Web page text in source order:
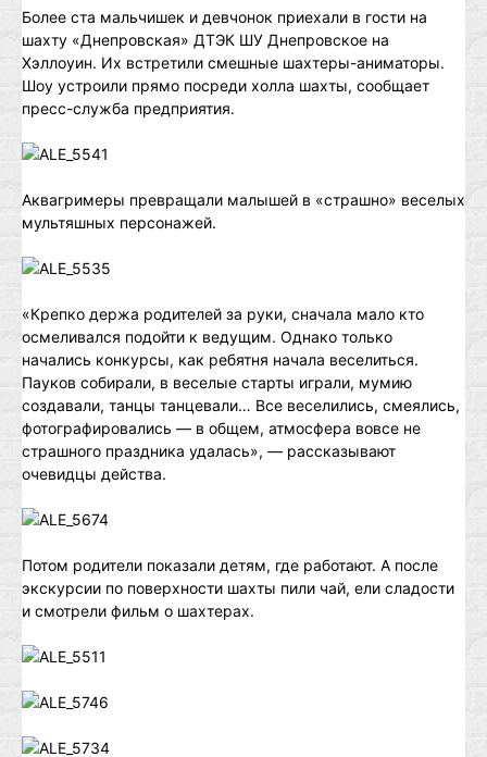
Более ста мальчишек и девчонок приехали в гости на
шахту «Днепровская» ДТЭК ШУ Днепровское на
Хэллоуин. Их встретили смешные шахтеры-аниматоры.
Шоу устроили прямо посреди холла шахты, сообщает
пресс-служба предприятия.
Аквагримеры превращали малышей в «страшно» веселых
мультяшных персонажей.
«Крепко держа родителей за руки, сначала мало кто
осмеливался подойти к ведущим. Однако только
начались конкурсы, как ребятня начала веселиться.
Пауков собирали, в веселые старты играли, мумию
создавали, танцы танцевали… Все веселились, смеялись,
фотографировались — в общем, атмосфера вовсе не
страшного праздника удалась», — рассказывают
очевидцы действа.
Потом родители показали детям, где работают. А после
экскурсии по поверхности шахты пили чай, ели сладости
и смотрели фильм о шахтерах.